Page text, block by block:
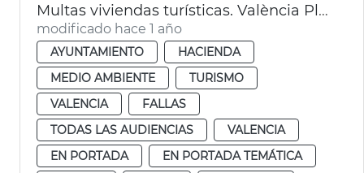
Multas viviendas turísticas. València Pleno
modificado hace 1 año
AYUNTAMIENTO
HACIENDA
MEDIO AMBIENTE
TURISMO
VALENCIA
FALLAS
TODAS LAS AUDIENCIAS
VALENCIA
EN PORTADA
EN PORTADA TEMÁTICA